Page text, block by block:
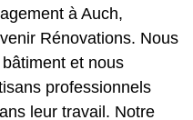
à Auch,
Rénovations. Nous
et nous
professionnels
leur travail. Notre